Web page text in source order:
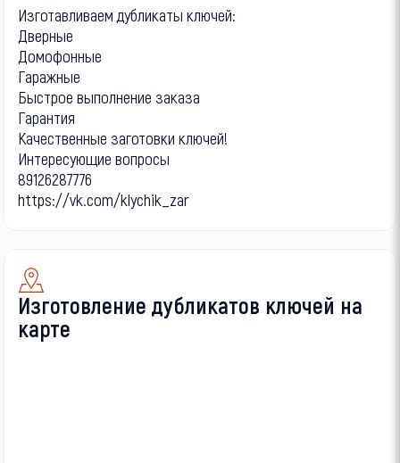
Изготавливаем дубликаты ключей:
Дверные
Домофонные
Гаражные
Быстрое выполнение заказа
Гарантия
Качественные заготовки ключей!
Интересующие вопросы
89126287776
https://vk.com/klychik_zar
Изготовление дубликатов ключей на
карте